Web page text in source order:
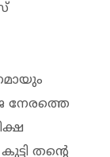
നേരത്തെ
തന്റെ